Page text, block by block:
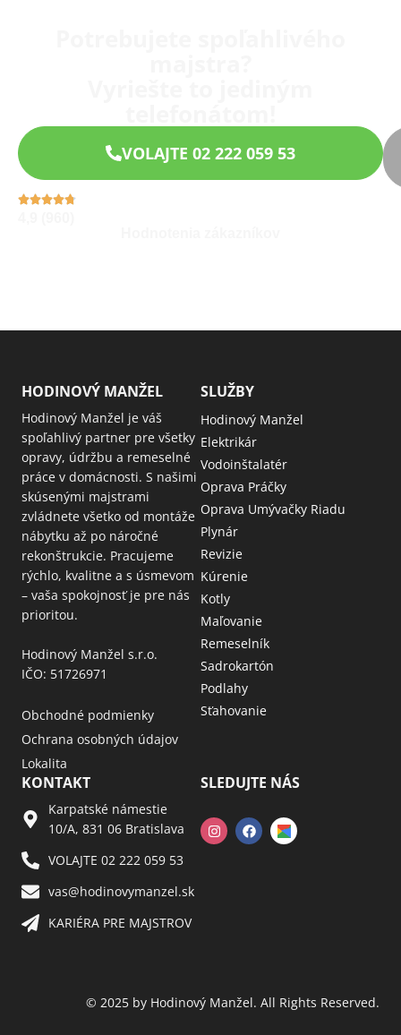
VOLAJTE 02 222 059 53
HODINOVÝ MANŽEL
Hodinový Manžel je váš
spoľahlivý partner pre všetky
opravy, údržbu a remeselné
práce v domácnosti. S našimi
skúsenými majstrami
zvládnete všetko od montáže
nábytku až po náročné
rekonštrukcie. Pracujeme
rýchlo, kvalitne a s úsmevom
– vaša spokojnosť je pre nás
prioritou.
Hodinový Manžel s.r.o.
IČO: 51726971
Obchodné podmienky
Ochrana osobných údajov
Lokalita
SLUŽBY
Hodinový Manžel
Elektrikár
Vodoinštalatér
Oprava Práčky
Oprava Umývačky Riadu
Plynár
Revizie
Kúrenie
Kotly
Maľovanie
Remeselník
Sadrokartón
Podlahy
Sťahovanie
KONTAKT
Karpatské námestie
10/A, 831 06 Bratislava
VOLAJTE 02 222 059 53​
vas@hodinovymanzel.sk​
KARIÉRA PRE MAJSTROV​
SLEDUJTE NÁS
© 2025 by Hodinový Manžel. All Rights Reserved.